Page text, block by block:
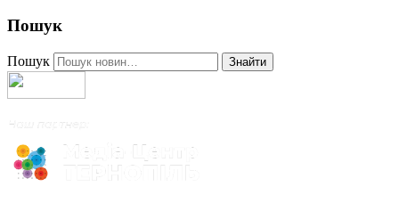
Пошук
Пошук Знайти